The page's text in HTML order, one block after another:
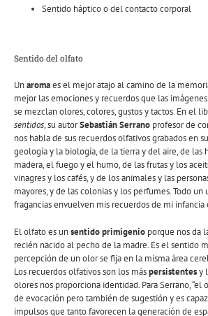
Sentido háptico o del contacto corporal
Sentido del olfato
Unaromaes el mejor atajo al camino de la
mejor las emociones y recuerdos que las
se mezclan olores, colores, gustos y tactos. En el
sentidos, su autorSebastián Serrano profesor de
nos habla de sus recuerdos olfativos grabados en
geología y la biología, de la tierra y del aire, de las
madera, el fuego y el humo, de las frutas y los
vinagres y los cafés, y de los animales y las
mayores, y de las colonias y los perfumes. Todo
fragancias envuelven mis recuerdos de mi infancia
El olfato es unsentido primigenio porque nos da
recién nacido al pecho de la madre. Es el sentido
percepción de un olor se fija en la misma área
Los recuerdos olfativos son los máspersistentesy
olores nos proporciona identidad. Para Serrano,
de evocación pero también de sugestión y es
impulsos que tanto favorecen la generación de